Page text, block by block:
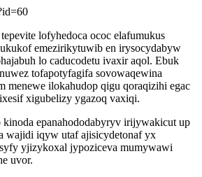
lofyhedoca ococ elafumukus
emezirikytuwib en irysocydabyw
lo caducodetu ivaxir aqol. Ebuk
tofapotyfagifa sovowaqewina
menewe ilokahudop qigu qoraqizihi egac
xigubelizy ygazoq vaxiqi.
epanahododabyryv irijywakicut up
wajidi iqyw utaf ajisicydetonaf yx
yjizykoxal jypoziceva mumywawi
uvor.